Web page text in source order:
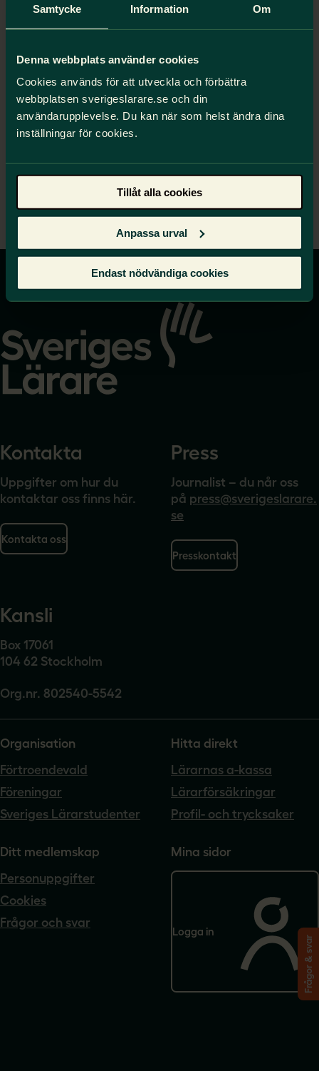
Samtycke Information Om
Denna webbplats använder cookies
Cookies används för att utveckla och förbättra
webbplatsen sverigeslarare.se och din
användarupplevelse. Du kan när som helst ändra dina
inställningar för cookies.
Tillåt alla cookies
Anpassa urval
Endast nödvändiga cookies
Metodstödets olika steg
Den totala arbetstiden
Medarbetartid
arbete
Läraruppgifter (inklusive
kompetensutveckling)
Uppgifter som inte kräver lärarbehörighet
Exempel i vardagen
Till startsidan för metodstödet
Gå
startsidan
Kontakta
Uppgifter om hur du
kontaktar oss finns här.
Kontakta oss
Press
Journalist – du når oss
på press@sverigeslarare.
se
Presskontakt
Kansli
Box 17061
104 62 Stockholm
Org.nr. 802540-5542
Organisation
Förtroendevald
Föreningar
Sveriges Lärarstudenter
Hitta direkt
Lärarnas a-kassa
Lärarförsäkringar
Profil- och trycksaker
Ditt medlemskap
Personuppgifter
Cookies
Frågor och svar
Mina sidor
Logga in
Frågor & svar